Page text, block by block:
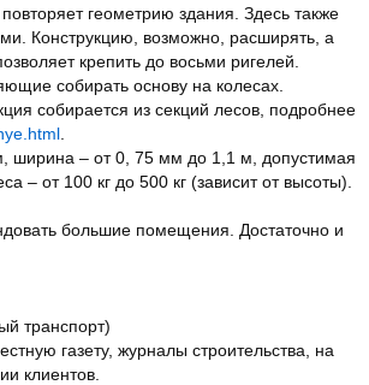
геометрию здания. Здесь также
Конструкцию, возможно, расширять, а
крепить до восьми ригелей.
собирать основу на колесах.
собирается из секций лесов, подробнее
ширина – от 0, 75 мм до 1,1 м, допустимая
– от 100 кг до 500 кг (зависит от высоты).
большие помещения. Достаточно и
транспорт)
газету, журналы строительства, на
клиентов.